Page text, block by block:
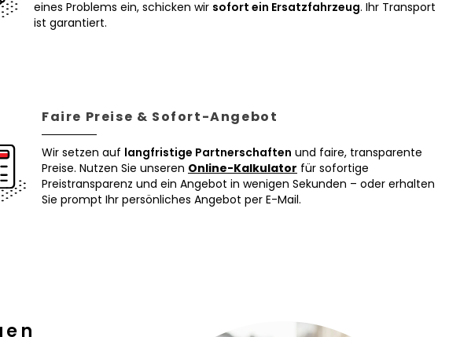
eines Problems ein, schicken wir sofort ein Ersatzfahrzeug. Ihr Transport
ist garantiert.
Faire Preise & Sofort-Angebot
Wir setzen auf langfristige Partnerschaften und faire, transparente
Preise. Nutzen Sie unseren Online-Kalkulator für sofortige
Preistransparenz und ein Angebot in wenigen Sekunden – oder erhalten
Sie prompt Ihr persönliches Angebot per E-Mail.